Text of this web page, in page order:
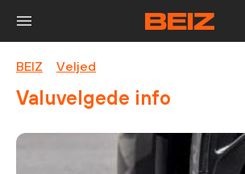
BEIZ Veljed
Valuvelgede info